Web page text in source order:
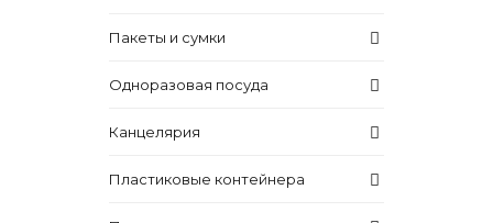
Пакеты и сумки
Одноразовая посуда
Канцелярия
Пластиковые контейнера